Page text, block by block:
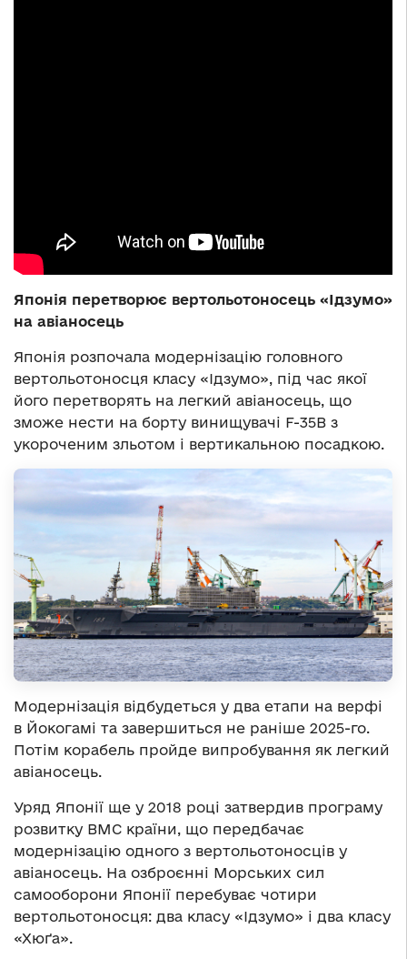
Японія перетворює вертольотоносець «Ідзумо»
на авіаносець
Японія розпочала модернізацію головного
вертольотоносця класу «Ідзумо», під час якої
його перетворять на легкий авіаносець, що
зможе нести на борту винищувачі F-35B з
укороченим зльотом і вертикальною посадкою.
Модернізація відбудеться у два етапи на верфі
в Йокогамі та завершиться не раніше 2025-го.
Потім корабель пройде випробування як легкий
авіаносець.
Уряд Японії ще у 2018 році затвердив програму
розвитку ВМС країни, що передбачає
модернізацію одного з вертольотоносців у
авіаносець. На озброєнні Морських сил
самооборони Японії перебуває чотири
вертольотоносця: два класу «Ідзумо» і два класу
«Хюґа».